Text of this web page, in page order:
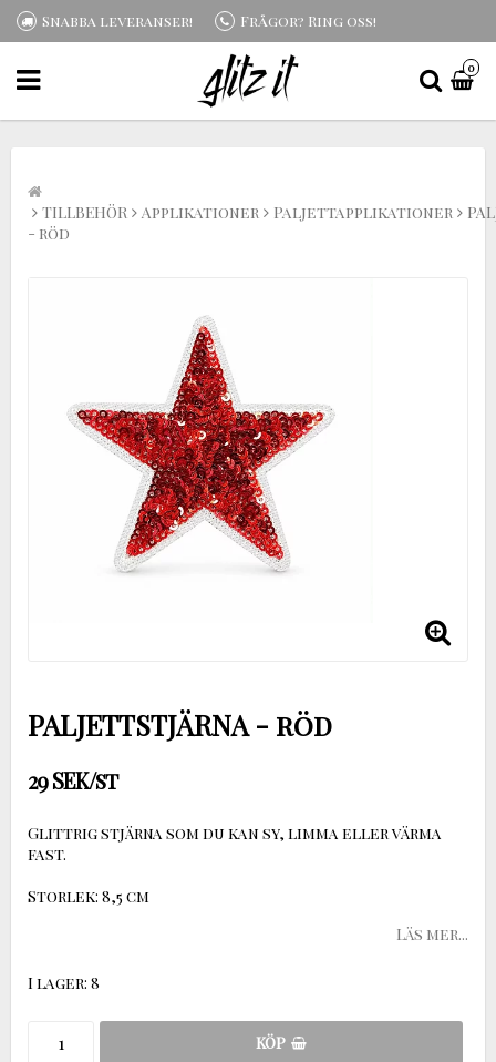
Snabba leveranser! Frågor? Ring oss!
0
TILLBEHÖR Applikationer Paljettapplikationer
- röd
PALJETTSTJÄRNA - röd
29 SEK/st
Glittrig stjärna som du kan sy, limma eller värma
fast.
Storlek: 8,5 cm
Läs mer...
I lager: 8
KÖP